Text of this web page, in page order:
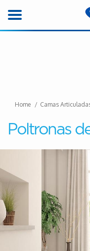
Home Camas
Poltronas